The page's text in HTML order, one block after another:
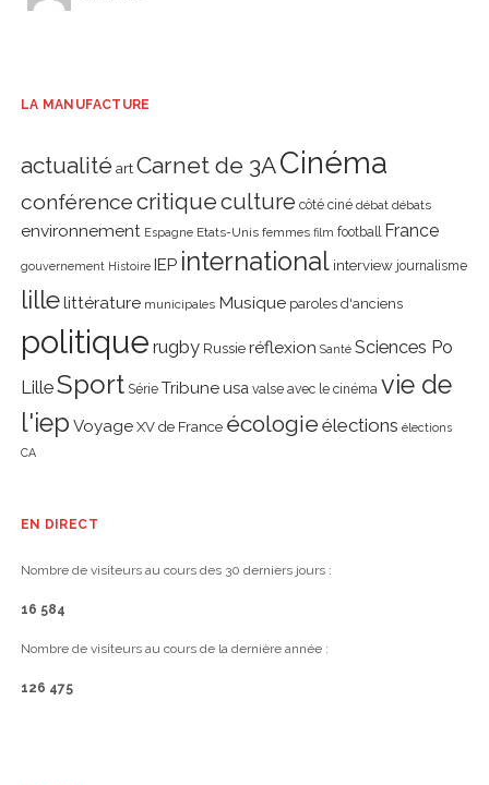
LA MANUFACTURE
actualité art Carnet de 3ACinéma
conférencecritiqueculture côté ciné débat débats
environnement Espagne Etats-Unis femmes film football France
gouvernement Histoire IEP international interview journalisme
lillelittérature municipales Musique paroles d'anciens
politique rugby Russie réflexion Santé Sciences Po
LilleSport Série Tribune usa valse avec le cinéma vie de
l'iep Voyage XV de France écologie élections élections
CA
EN DIRECT
Nombre de visiteurs au cours des 30 derniers jours :
16 584
Nombre de visiteurs au cours de la dernière année :
126 475